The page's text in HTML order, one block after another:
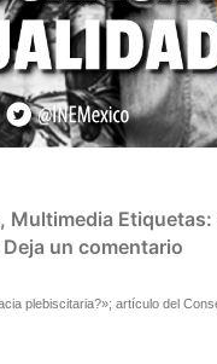
, Multimedia Etiquetas:
Deja un comentario